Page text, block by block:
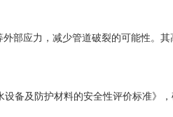
部应力，减少管道破裂的可能性。
备及防护材料的安全性评价标准》，